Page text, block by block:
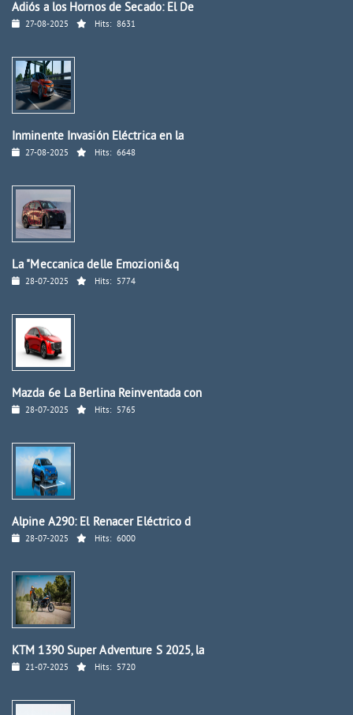
Adiós a los Hornos de Secado: El De
27-08-2025 Hits: 8631
Inminente Invasión Eléctrica en la
27-08-2025 Hits: 6648
La "Meccanica delle Emozioni&q
28-07-2025 Hits: 5774
Mazda 6e La Berlina Reinventada con
28-07-2025 Hits: 5765
Alpine A290: El Renacer Eléctrico d
28-07-2025 Hits: 6000
KTM 1390 Super Adventure S 2025, la
21-07-2025 Hits: 5720